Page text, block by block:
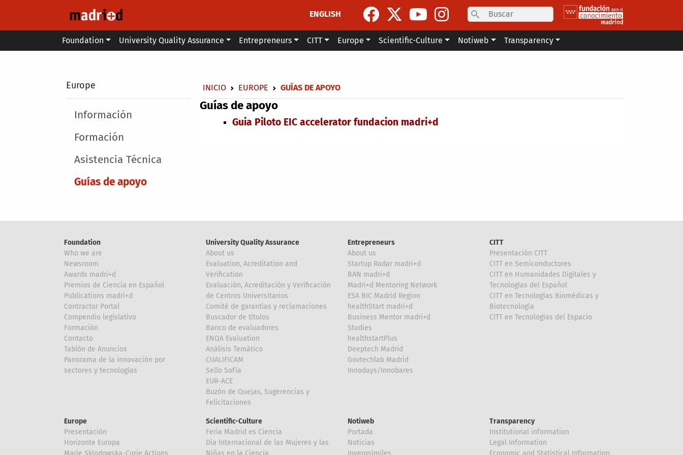
ENGLISH
Search
Main menu
Foundation University Quality Assurance Entrepreneurs CITT Europe Scientific-Culture Notiweb Transparency
Europe Breadcrumb
INICIO EUROPE GUÍAS DE APOYO
Main menu
Información
Formación
Asistencia Técnica
Guías de apoyo
Guías de apoyo
Guia Piloto EIC accelerator fundacion madri+d
Foundation
Who we are
Newsroom
Awards madri+d
Premios de Ciencia en Español
Publications madri+d
Contractor Portal
Compendio legislativo
Formación
Contacto
Tablón de Anuncios
Panorama de la innovación por
sectores y tecnologías
University Quality Assurance
About us
Evaluation, Acreditation and
Verification
Evaluación, Acreditación y Verificación
de Centros Universitarios
Comité de garantías y reclamaciones
Buscador de títulos
Banco de evaluadores
ENQA Evaluation
Análisis Temático
CUALIFICAM
Sello Sofía
EUR-ACE
Buzón de Quejas, Sugerencias y
Felicitaciones
Entrepreneurs
About us
Startup Radar madri+d
BAN madri+d
Madri+d Mentoring Network
ESA BIC Madrid Region
healthStart madri+d
Business Mentor madri+d
Studies
healthstartPlus
Deeptech Madrid
Govtechlab Madrid
Innodays/Innobares
CITT
Presentación CITT
CITT en Semiconductores
CITT en Humanidades Digitales y
Tecnologías del Español
CITT en Tecnologías Biomédicas y
Biotecnología
CITT en Tecnologías del Espacio
Europe
Presentación
Horizonte Europa
Marie Sklodowska-Curie Actions
Scientific-Culture
Feria Madrid es Ciencia
Día Internacional de las Mujeres y las
Niñas en la Ciencia
Notiweb
Portada
Noticias
Inverosímiles
Transparency
Institutional information
Legal Information
Economic and Statistical Information